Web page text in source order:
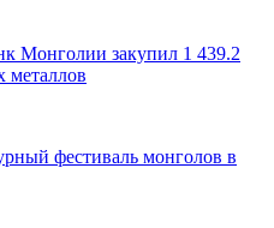
Монголии закупил 1 439.2
металлов
фестиваль монголов в